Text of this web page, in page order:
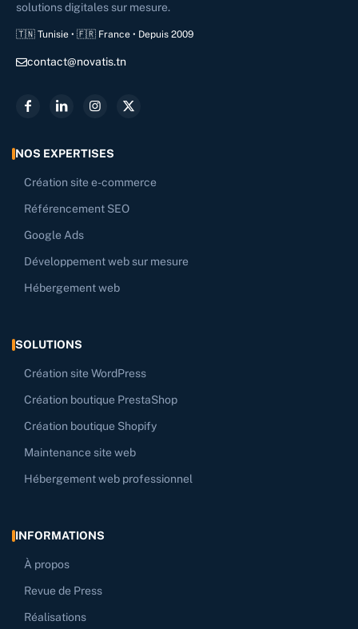
solutions digitales sur mesure.
🇹🇳 Tunisie • 🇫🇷 France • Depuis 2009
contact@novatis.tn
NOS EXPERTISES
Création site e-commerce
Référencement SEO
Google Ads
Développement web sur mesure
Hébergement web
SOLUTIONS
Création site WordPress
Création boutique PrestaShop
Création boutique Shopify
Maintenance site web
Hébergement web professionnel
INFORMATIONS
À propos
Revue de Press
Réalisations